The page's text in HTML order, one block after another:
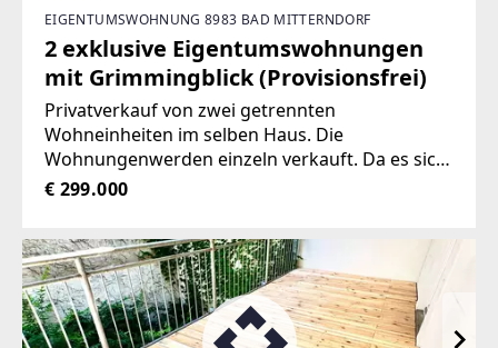
EIGENTUMSWOHNUNG 8983 BAD MITTERNDORF
2 exklusive Eigentumswohnungen
mit Grimmingblick (Provisionsfrei)
Privatverkauf von zwei getrennten
Wohneinheiten im selben Haus. Die
Wohnungenwerden einzeln verkauft. Da es sich
um einen Privatverkauf handelt, sparen Siesich
€ 299.000